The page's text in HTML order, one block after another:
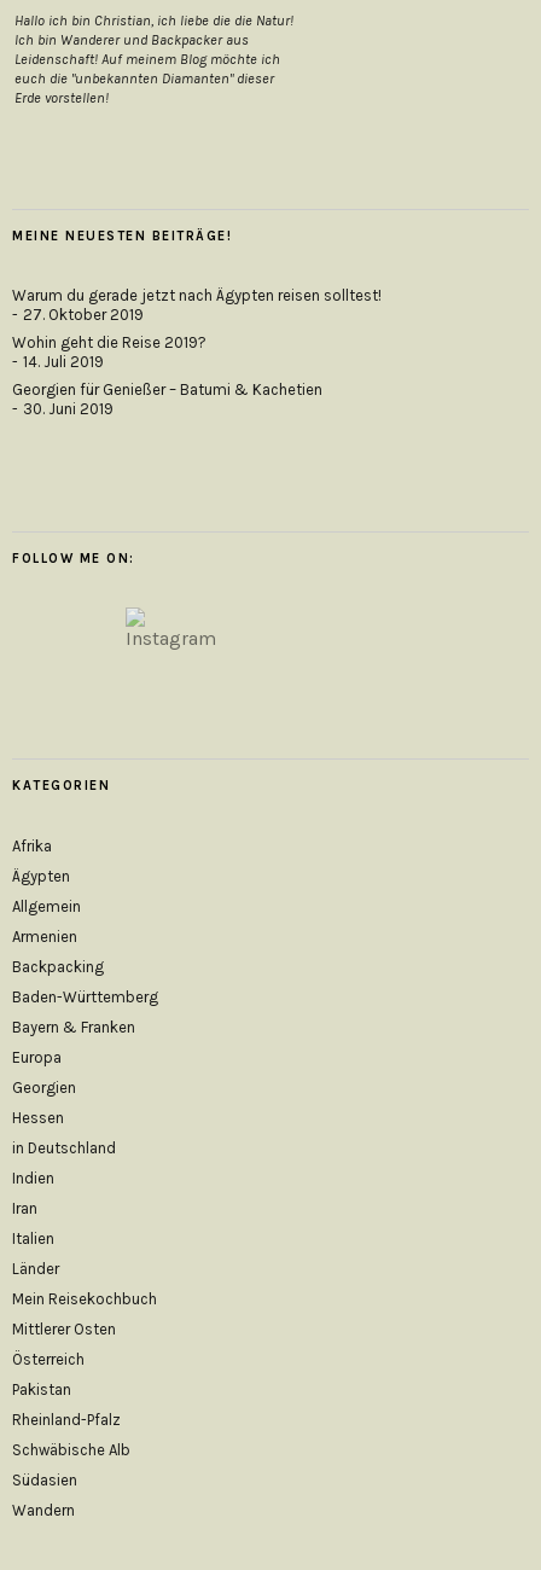
Hallo ich bin Christian, ich liebe die die Natur!
Ich bin Wanderer und Backpacker aus
Leidenschaft! Auf meinem Blog möchte ich
euch die "unbekannten Diamanten" dieser
Erde vorstellen!
MEINE NEUESTEN BEITRÄGE!
Warum du gerade jetzt nach Ägypten reisen solltest!
27. Oktober 2019
Wohin geht die Reise 2019?
14. Juli 2019
Georgien für Genießer – Batumi & Kachetien
30. Juni 2019
FOLLOW ME ON:
KATEGORIEN
Afrika
Ägypten
Allgemein
Armenien
Backpacking
Baden-Württemberg
Bayern & Franken
Europa
Georgien
Hessen
in Deutschland
Indien
Iran
Italien
Länder
Mein Reisekochbuch
Mittlerer Osten
Österreich
Pakistan
Rheinland-Pfalz
Schwäbische Alb
Südasien
Wandern